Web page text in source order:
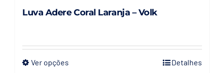
Luva Adere Coral Laranja – Volk
Ver opçõesEste
Detalhes